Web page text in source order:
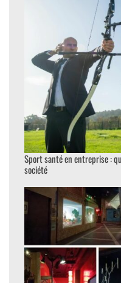
Sport santé en entreprise :
société